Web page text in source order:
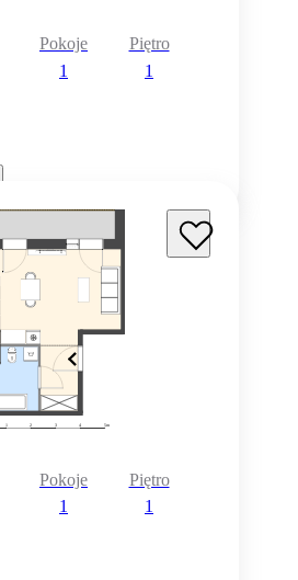
Pokoje
1
Piętro
1
Pokoje
1
Piętro
1